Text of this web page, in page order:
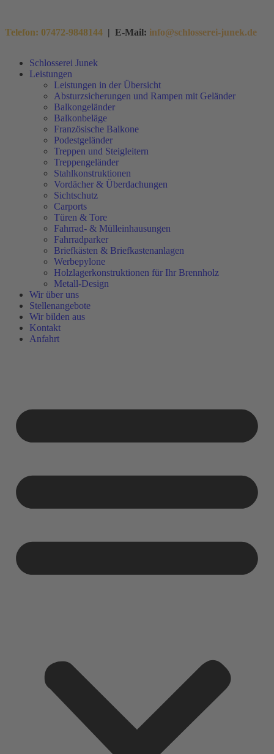
Telefon: 07472-9848144 | E-Mail: info@schlosserei-junek.de
Schlosserei Junek
Leistungen
Leistungen in der Übersicht
Absturzsicherungen und Rampen mit Geländer
Balkongeländer
Balkonbeläge
Französische Balkone
Podestgeländer
Treppen und Steigleitern
Treppengeländer
Stahlkonstruktionen
Vordächer & Überdachungen
Sichtschutz
Carports
Türen & Tore
Fahrrad- & Mülleinhausungen
Fahrradparker
Briefkästen & Briefkastenanlagen
Werbepylone
Holzlagerkonstruktionen für Ihr Brennholz
Metall-Design
Wir über uns
Stellenangebote
Wir bilden aus
Kontakt
Anfahrt